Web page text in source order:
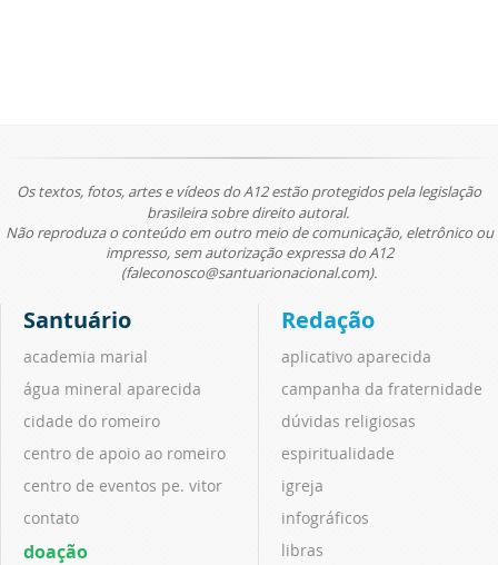
Os textos, fotos, artes e vídeos do A12 estão protegidos pela legislação
brasileira sobre direito autoral.
Não reproduza o conteúdo em outro meio de comunicação, eletrônico ou
impresso, sem autorização expressa do A12
(faleconosco@santuarionacional.com).
Santuário
academia marial
água mineral aparecida
cidade do romeiro
centro de apoio ao romeiro
centro de eventos pe. vitor
contato
doação
Redação
aplicativo aparecida
campanha da fraternidade
dúvidas religiosas
espiritualidade
igreja
infográficos
libras